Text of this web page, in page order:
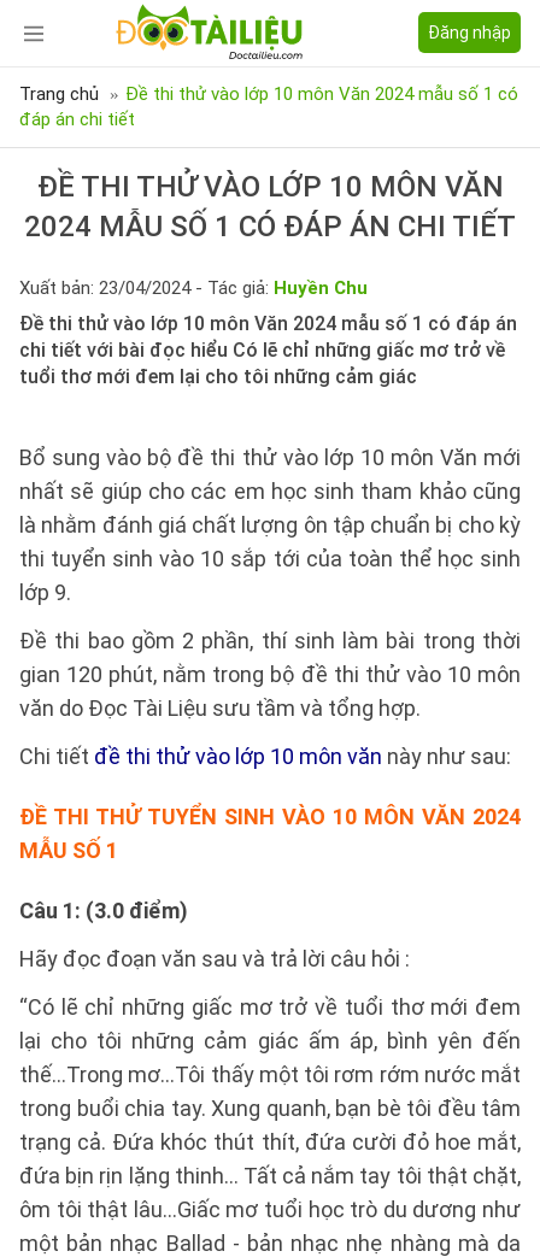
Đăng nhập
Trang chủ
Đề thi thử vào lớp 10 môn Văn 2024 mẫu số 1 có
đáp án chi tiết
ĐỀ THI THỬ VÀO LỚP 10 MÔN VĂN
2024 MẪU SỐ 1 CÓ ĐÁP ÁN CHI TIẾT
Xuất bản: 23/04/2024 - Tác giả: Huyền Chu
Đề thi thử vào lớp 10 môn Văn 2024 mẫu số 1 có đáp án
chi tiết với bài đọc hiểu Có lẽ chỉ những giấc mơ trở về
tuổi thơ mới đem lại cho tôi những cảm giác
Bổ sung vào bộ đề thi thử vào lớp 10 môn Văn mới
nhất sẽ giúp cho các em học sinh tham khảo cũng
là nhằm đánh giá chất lượng ôn tập chuẩn bị cho kỳ
thi tuyển sinh vào 10 sắp tới của toàn thể học sinh
lớp 9.
Đề thi bao gồm 2 phần, thí sinh làm bài trong thời
gian 120 phút, nằm trong bộ đề thi thử vào 10 môn
văn do Đọc Tài Liệu sưu tầm và tổng hợp.
Chi tiết đề thi thử vào lớp 10 môn văn này như sau:
ĐỀ THI THỬ TUYỂN SINH VÀO 10 MÔN VĂN 2024
MẪU SỐ 1
Câu 1: (3.0 điểm)
Hãy đọc đoạn văn sau và trả lời câu hỏi :
“Có lẽ chỉ những giấc mơ trở về tuổi thơ mới đem
lại cho tôi những cảm giác ấm áp, bình yên đến
thế…Trong mơ…Tôi thấy một tôi rơm rớm nước mắt
trong buổi chia tay. Xung quanh, bạn bè tôi đều tâm
trạng cả. Đứa khóc thút thít, đứa cười đỏ hoe mắt,
đứa bịn rịn lặng thinh... Tất cả nắm tay tôi thật chặt,
ôm tôi thật lâu...Giấc mơ tuổi học trò du dương như
một bản nhạc Ballad - bản nhạc nhẹ nhàng mà da